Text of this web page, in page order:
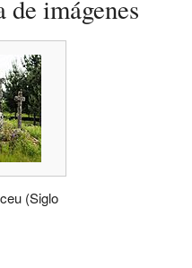
de imágenes
(Siglo